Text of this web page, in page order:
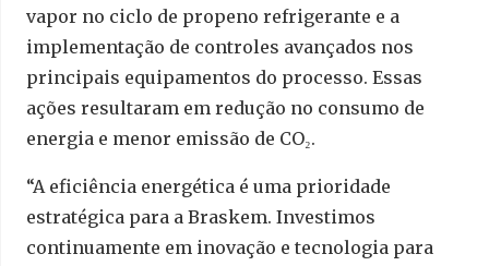
vapor no ciclo de propeno refrigerante e a
implementação de controles avançados nos
principais equipamentos do processo. Essas
ações resultaram em redução no consumo de
energia e menor emissão de CO₂.
“A eficiência energética é uma prioridade
estratégica para a Braskem. Investimos
continuamente em inovação e tecnologia para